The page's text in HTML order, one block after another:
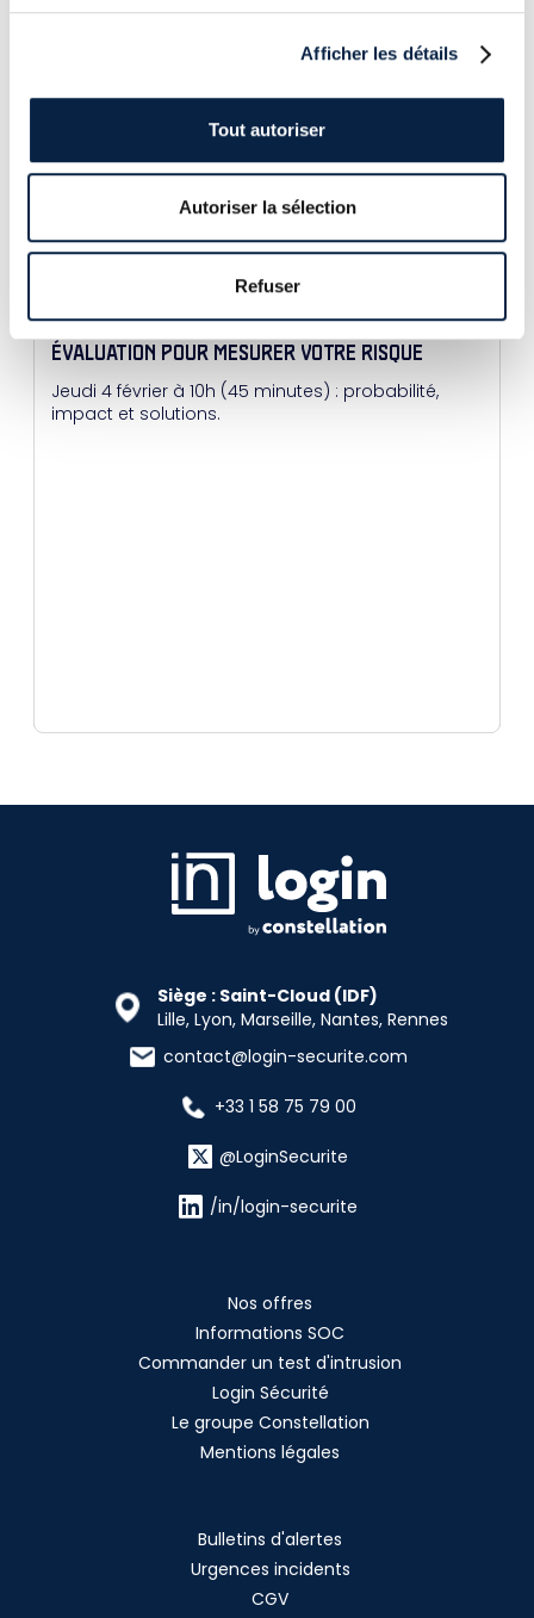
Afficher les détails
Tout autoriser
Autoriser la sélection
Refuser
LE SSTIC 2024, RETOUR D’EXPÉRIENCE
Les 5, 6 et 7 juin derniers se tenaient au Couvent
sous le thème des Jeux Olympiques.
WEBINAR - RANSOMWARE : MÉTHODE D'AUTO-
ÉVALUATION POUR MESURER VOTRE RISQUE
Jeudi 4 février à 10h (45 minutes) : probabilité,
impact et solutions.
Siège : Saint-Cloud (IDF)
Lille, Lyon, Marseille, Nantes, Rennes
contact@login-securite.com
+33 1 58 75 79 00
@LoginSecurite
/in/login-securite
Nos offres
Informations SOC
Commander un test d'intrusion
Login Sécurité
Le groupe Constellation
Mentions légales
Bulletins d'alertes
Urgences incidents
CGV